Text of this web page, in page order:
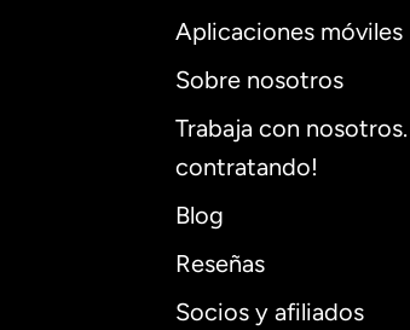
Aplicaciones móviles
Sobre nosotros
Trabaja con
contratando!
Blog
Reseñas
Socios y afiliados